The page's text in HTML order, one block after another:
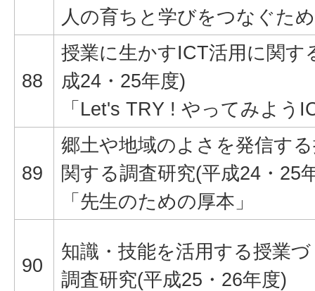
人の育ちと学びをつなぐた
88
授業に生かすICT活用に関す
成24・25年度)
「Let's TRY ! やってみよう
89
郷土や地域のよさを発信す
関する調査研究(平成24・25
「先生のための厚本」
90
知識・技能を活用する授業
調査研究(平成25・26年度)